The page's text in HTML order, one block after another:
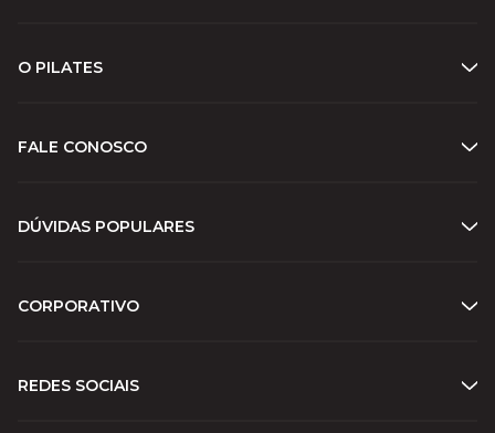
O PILATES
FALE CONOSCO
DÚVIDAS POPULARES
CORPORATIVO
REDES SOCIAIS